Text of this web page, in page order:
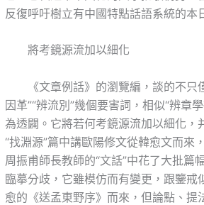
反復呼吁樹立有中國特點話語系統的本
將考鏡源流加以細化
《文章例話》的瀏覽編，談的不
因革”“辨流別”幾個要害詞，相似“辨章
為透闢。它將若何考鏡源流加以細化
“找淵源”篇中講歐陽修文從韓愈文而
周振甫師長教師的“文話”中花了大批篇
臨摹分歧，它雖模仿而有變更，跟鑒
愈的《送孟東野序》而來，但論點、提